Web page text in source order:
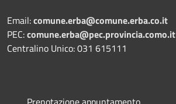
Email:comune.erba@comune.erba.co.it
PEC:comune.erba@pec.provincia.como.it
Centralino Unico: 031 615111